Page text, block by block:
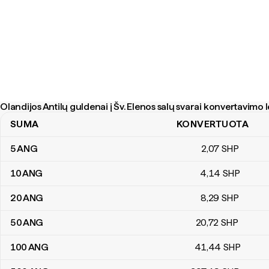
Olandijos Antilų guldenai į Šv. Elenos salų svarai konvertavimo
Olandijos Antilų guldenai į Šv. Elenos salų svarai konvertavimo
SUMA KONVERTUOTA
5ANG 2,07 SHP
10ANG 4,14 SHP
20ANG 8,29 SHP
50ANG 20,72 SHP
100ANG 41,44 SHP